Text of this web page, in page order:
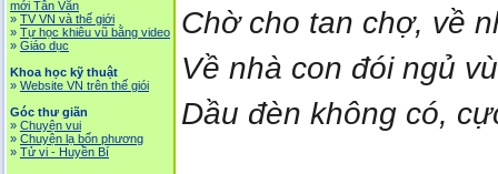
mới Tân Văn
» TV VN và thế giới
» Tự học khiêu vũ bằng video
» Giáo dục
Khoa học kỹ thuật
» Website VN trên thế giói
Góc thư giãn
» Chuyện vui
» Chuyện lạ bốn phương
» Tử vi - Huyền Bí
Chờ cho tan chợ, về
Về nhà con đói ngủ
Dầu đèn không có,